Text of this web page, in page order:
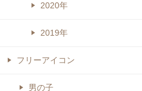
2020年
2019年
フリーアイコン
男の子